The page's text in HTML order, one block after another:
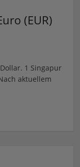
(EUR)
1 Singapur
aktuellem